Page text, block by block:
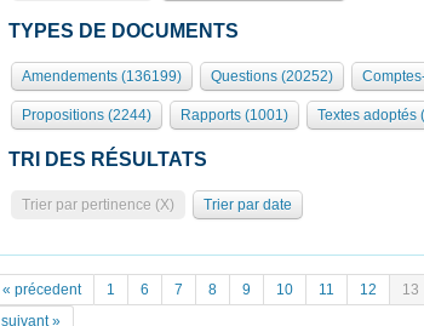
TYPES DE DOCUMENTS
Amendements (136199) Questions (20252)
Propositions (2244) Rapports (1001) Textes adoptés
TRI DES RÉSULTATS
Trier par pertinence (X) Trier par date
« précedent 1 6 7 8 9 10 11 12 13
suivant »